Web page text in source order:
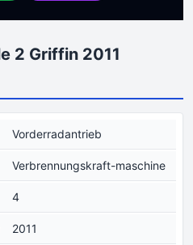
2 Griffin 2011
Vorderradantrieb
Verbrennungskraft-maschine
4
2011